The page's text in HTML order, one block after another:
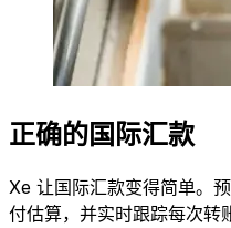
正确的国际汇款
Xe 让国际汇款变得简单。
付估算，并实时跟踪每次转